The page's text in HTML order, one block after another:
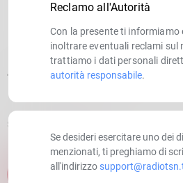
SCRITTO DA:
email
Reclamo all'Autorità
Con la presente ti
inoltrare eventuali reclami sul
trattiamo i dati personali
autorità responsabile.
Se desideri esercitare uno dei
menzionati, ti preghiamo di
all'indirizzo